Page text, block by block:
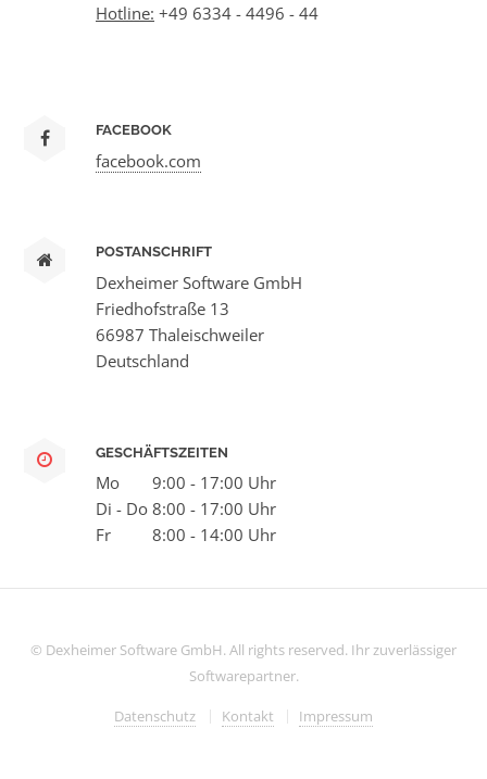
Hotline: +49 6334 - 4496 - 44
FACEBOOK
facebook.com
POSTANSCHRIFT
Dexheimer Software GmbH
Friedhofstraße 13
66987 Thaleischweiler
Deutschland
GESCHÄFTSZEITEN
Mo
Di - Do
Fr
9:00 - 17:00 Uhr
8:00 - 17:00 Uhr
8:00 - 14:00 Uhr
© Dexheimer Software GmbH. All rights reserved. Ihr zuverlässiger
Softwarepartner.
Datenschutz Kontakt Impressum